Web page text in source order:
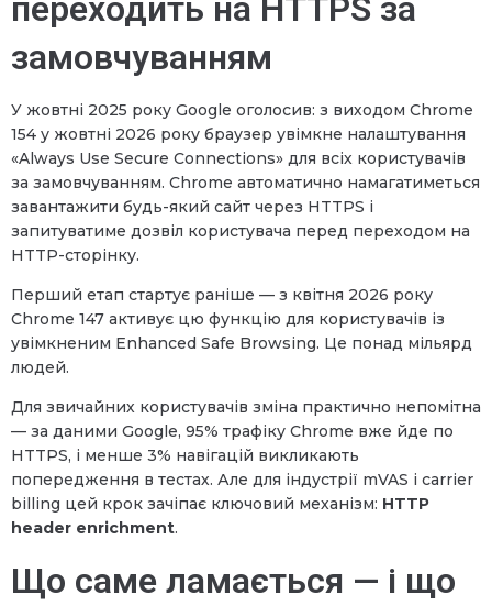
замовчуванням
У жовтні 2025 року Google оголосив: з виходом Chrome
154 у жовтні 2026 року браузер увімкне налаштування
«Always Use Secure Connections» для всіх користувачів
за замовчуванням. Chrome автоматично намагатиметься
завантажити будь-який сайт через HTTPS і
запитуватиме дозвіл користувача перед переходом на
HTTP-сторінку.
Перший етап стартує раніше — з квітня 2026 року
Chrome 147 активує цю функцію для користувачів із
увімкненим Enhanced Safe Browsing. Це понад мільярд
людей.
Для звичайних користувачів зміна практично непомітна
— за даними Google, 95% трафіку Chrome вже йде по
HTTPS, і менше 3% навігацій викликають
попередження в тестах. Але для індустрії mVAS і carrier
billing цей крок зачіпає ключовий механізм: HTTP
header enrichment.
Що саме ламається — і що